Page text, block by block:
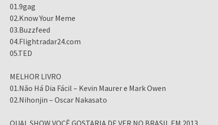
01.9gag
02.Know Your Meme
03.Buzzfeed
04.Flightradar24.com
05.TED
MELHOR LIVRO
01.Não Há Dia Fácil – Kevin Maurer e Mark Owen
02.Nihonjin – Oscar Nakasato
QUAL SHOW VOCÊ GOSTARIA DE VER NO BRASIL EM 2013